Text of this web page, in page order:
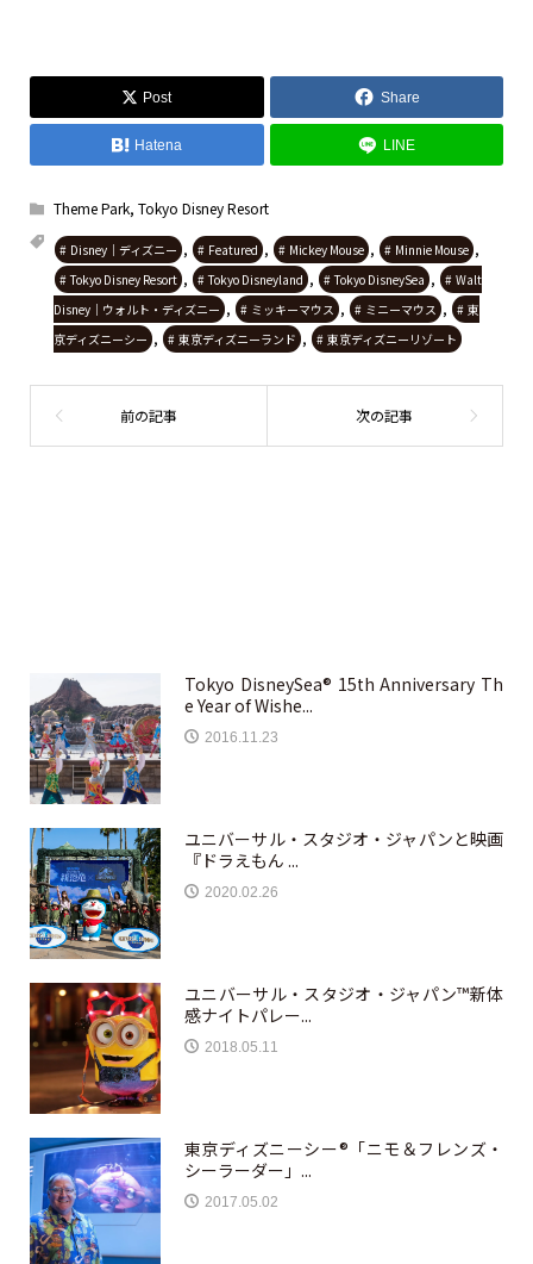
Post Share
Hatena LINE
Theme Park, Tokyo Disney Resort
Disney｜ディズニー , Featured , Mickey Mouse , Minnie Mouse ,
Tokyo Disney Resort , Tokyo Disneyland , Tokyo DisneySea ,
Walt
Disney｜ウォルト・ディズニー , ミッキーマウス , ミニーマウス ,
東
京ディズニーシー , 東京ディズニーランド , 東京ディズニーリゾート
Tokyo DisneySea® 15th Anniversary Th
e Year of Wishe...
2016.11.23
ユニバーサル・スタジオ・ジャパンと映画
『ドラえもん ...
2020.02.26
ユニバーサル・スタジオ・ジャパン™新体
感ナイトパレー...
2018.05.11
東京ディズニーシー®「ニモ＆フレンズ・
シーラーダー」...
2017.05.02